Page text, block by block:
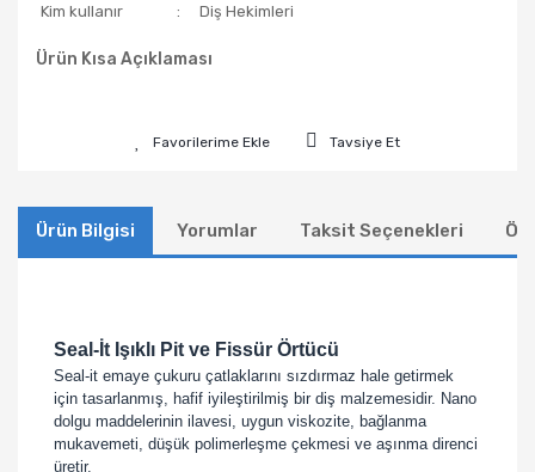
Kim kullanır
Diş Hekimleri
Ürün Kısa Açıklaması
Tavsiye Et
Ürün Bilgisi Yorumlar Taksit Seçenekleri
Seal-İt Işıklı Pit ve Fissür Örtücü
Seal-it emaye çukuru çatlaklarını sızdırmaz hale getirmek
için tasarlanmış, hafif iyileştirilmiş bir diş malzemesidir. Nano
dolgu maddelerinin ilavesi, uygun viskozite, bağlanma
mukavemeti, düşük polimerleşme çekmesi ve aşınma direnci
üretir.